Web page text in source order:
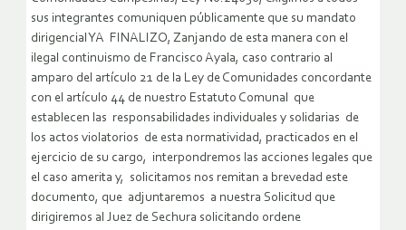
sus integrantes comuniquen públicamente que su mandato
dirigencial YA FINALIZO, Zanjando de esta manera con el
ilegal continuismo de Francisco Ayala, caso contrario al
amparo del artículo 21 de la Ley de Comunidades concordante
con el artículo 44 de nuestro Estatuto Comunal que
establecen las responsabilidades individuales y solidarias de
los actos violatorios de esta normatividad, practicados en el
ejercicio de su cargo, interpondremos las acciones legales que
el caso amerita y, solicitamos nos remitan a brevedad este
documento, que adjuntaremos a nuestra Solicitud que
dirigiremos al Juez de Sechura solicitando ordene